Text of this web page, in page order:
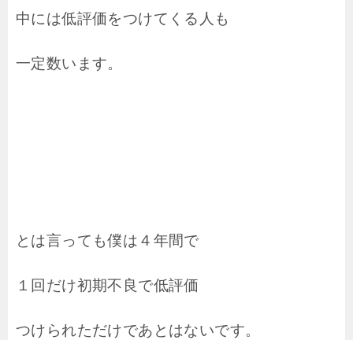
中には低評価をつけてくる人も
一定数います。
とは言っても僕は４年間で
１回だけ初期不良で低評価
つけられただけであとはないです。